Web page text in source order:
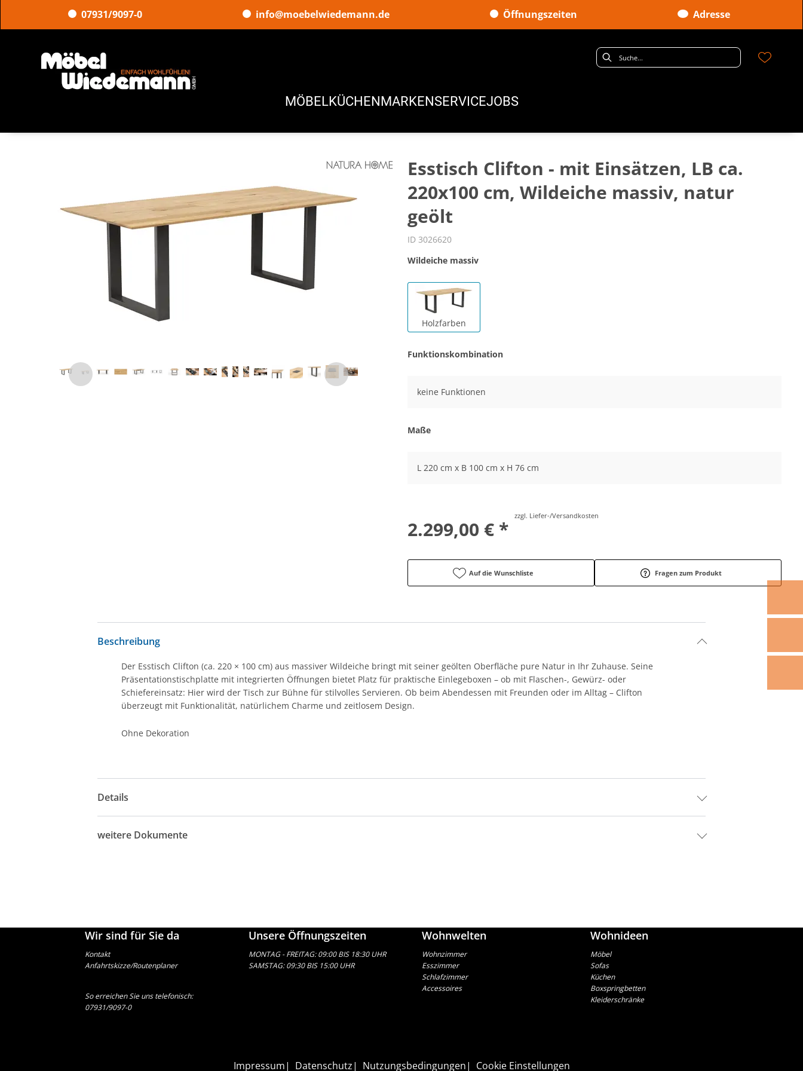
07931/9097-0 info@moebelwiedemann.de Öffnungszeiten Adresse
MÖBELKÜCHENMARKENSERVICEJOBS
Esstisch Clifton - mit Einsätzen, LB ca.
220x100 cm, Wildeiche massiv, natur
geölt
ID 3026620
Wildeiche massiv
Holzfarben
Funktionskombination
keine Funktionen
Maße
L 220 cm x B 100 cm x H 76 cm
2.299,00 € *
zzgl. Liefer-/Versandkosten
Auf die Wunschliste Fragen zum Produkt
Beschreibung
Der Esstisch Clifton (ca. 220 × 100 cm) aus massiver Wildeiche bringt mit seiner geölten Oberfläche pure Natur in Ihr Zuhause. Seine
Präsentationstischplatte mit integrierten Öffnungen bietet Platz für praktische Einlegeboxen – ob mit Flaschen-, Gewürz- oder
Schiefereinsatz: Hier wird der Tisch zur Bühne für stilvolles Servieren. Ob beim Abendessen mit Freunden oder im Alltag – Clifton
überzeugt mit Funktionalität, natürlichem Charme und zeitlosem Design.
Ohne Dekoration
Details
weitere Dokumente
Wir sind für Sie da
Kontakt
Anfahrtskizze/Routenplaner
So erreichen Sie uns telefonisch:
07931/9097-0
Unsere Öffnungszeiten
MONTAG - FREITAG: 09:00 BIS 18:30 UHR
SAMSTAG: 09:30 BIS 15:00 UHR
Wohnwelten
Wohnzimmer
Esszimmer
Schlafzimmer
Accessoires
Wohnideen
Möbel
Sofas
Küchen
Boxspringbetten
Kleiderschränke
Impressum Datenschutz Nutzungsbedingungen Cookie Einstellungen